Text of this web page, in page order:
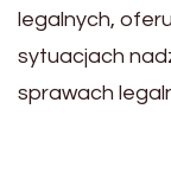
legalnych,
sytuacjach
sprawach